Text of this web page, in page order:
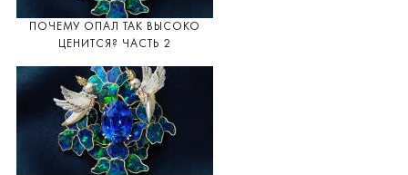
ПОЧЕМУ ОПАЛ ТАК ВЫСОКО
ЦЕНИТСЯ? ЧАСТЬ 2